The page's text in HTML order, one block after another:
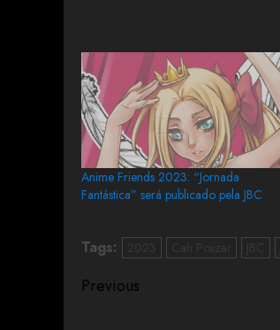
Anime Friends 2023: “Jornada
Fantástica” será publicado pela JBC
Tags: 2023 Cah Poszar JBC
Previous